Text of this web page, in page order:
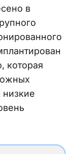
в
которая
низкие